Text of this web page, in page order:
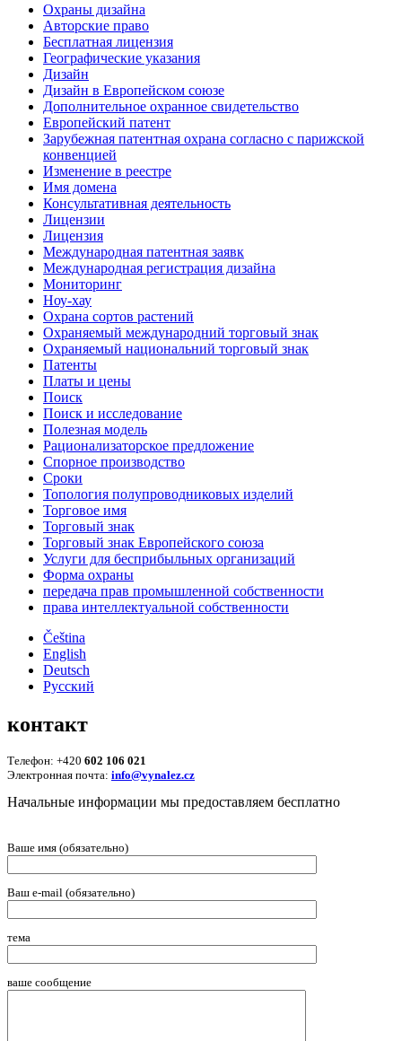
Oхраны дизайна
Авторские правo
Бесплатная лицензия
Географические указания
Дизайн
Дизайн в Европейском союзе
Дополнительное охранное свидетельство
Европейский патент
Зарубежная патентная охрана согласно с парижской
конвенцией
Изменение в реестре
Имя домена
Консультативная деятельность
Лицензии
Лицензия
Международная патентная заявк
Международная регистрация дизайна
Мониторинг
Ноу-хау
Охрана сортов растений
Охраняемый международний торговый знак
Охраняемый национальний торговый знак
Патенты
Платы и цены
Поиск
Поиск и исследование
Полезная модель
Рационализаторское предложение
Спорное производство
Сроки
Топология полупроводниковых изделий
Торговое имя
Торговый знак
Торговый знак Европейского союза
Услуги для беcприбыльных организаций
Форма охраны
передача прав промышленной собственности
права интеллектуальной собственности
Čeština
English
Deutsch
Русский
контакт
Телефон: +420 602 106 021
Электронная почта: info@vynalez.cz
Начальные информации мы предоставляем беcплатно
Ваше имя (обязательно)
Ваш e-mail (обязательно)
тема
ваше сообщение